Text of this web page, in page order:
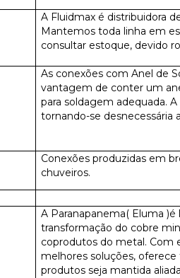
A Fluidmax é distribuidora
Mantemos toda linha em
consultar estoque, devido
As conexões com Anel de
vantagem de conter um
para soldagem adequada.
tornando-se desnecessária
Conexões produzidas em
chuveiros.
A Paranapanema( Eluma
transformação do cobre
coprodutos do metal. Com
melhores soluções,
produtos seja mantida